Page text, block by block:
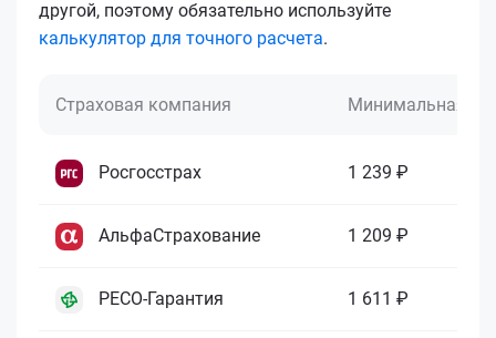
другой, поэтому обязательно используйте
калькулятор для точного расчета.
Страховая компания Минимальная
Росгосстрах 1 239 ₽
АльфаСтрахование 1 209 ₽
РЕСО-Гарантия 1 611 ₽